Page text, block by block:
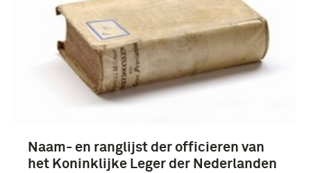
boek, naamlijst (202)
Naam- en ranglijst der officieren van
het Koninklijke Leger der Nederlanden